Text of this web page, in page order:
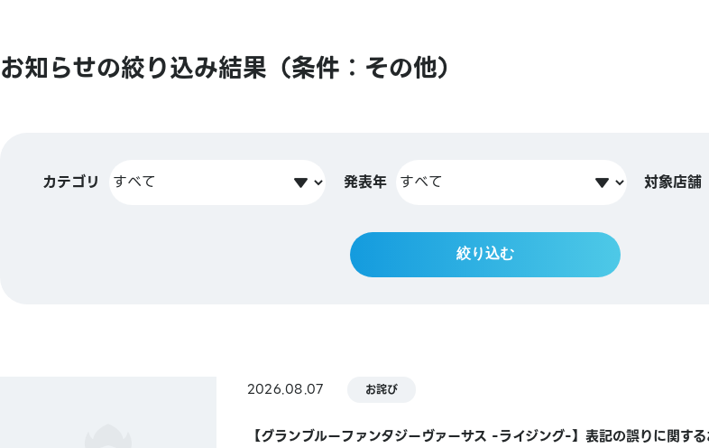
お知らせの絞り込み結果（条件：その他）
カテゴリ 発表年 対象店舗
絞り込む
2026.08.07 お詫び
【グランブルーファンタジーヴァーサス -ライジング-】表記の誤りに関す